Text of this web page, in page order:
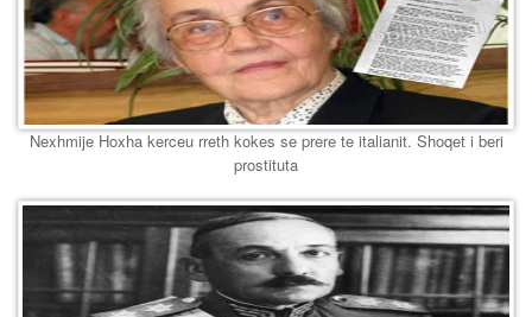
Nexhmije Hoxha kerceu rreth kokes se prere te italianit. Shoqet i beri
prostituta